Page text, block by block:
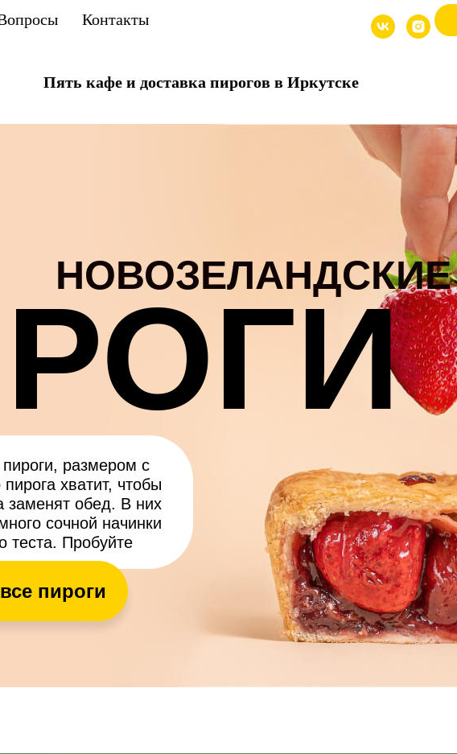
Контакты
Пять кафе и доставка пирогов в Иркутске
НОВОЗЕЛАНДСКИЕ
размером с
хватит, чтобы
заменят обед. В них
сочной начинки
теста. Пробуйте
пироги